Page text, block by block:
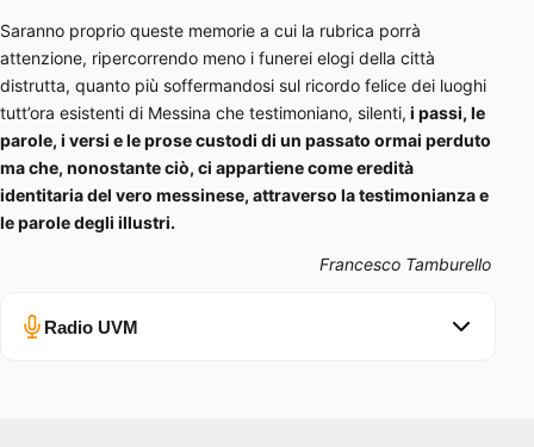
Radio UVM
Saranno proprio queste memorie a cui la rubrica porrà
attenzione, ripercorrendo meno i funerei elogi della città
distrutta, quanto più soffermandosi sul ricordo felice dei luoghi
tutt’ora esistenti di Messina che testimoniano, silenti, i passi, le
parole, i versi e le prose custodi di un passato ormai perduto
ma che, nonostante ciò, ci appartiene come eredità
identitaria del vero messinese, attraverso la testimonianza e
le parole degli illustri.
Francesco Tamburello